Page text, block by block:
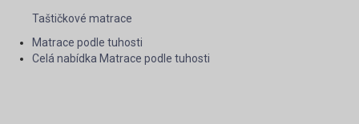
Taštičkové matrace
Matrace podle tuhosti
Celá nabídka Matrace podle tuhosti